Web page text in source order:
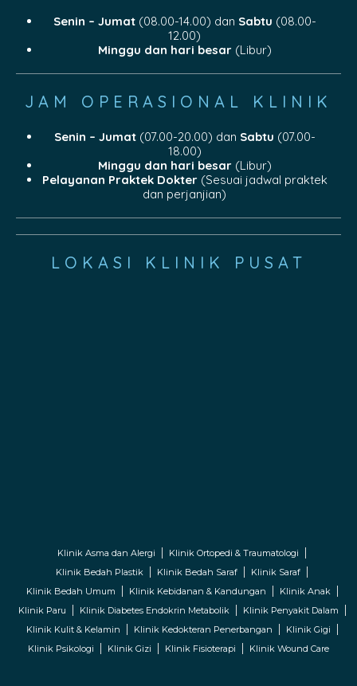
Senin – Jumat(08.00-14.00) dan Sabtu (08.00-
12.00)
Minggu dan hari besar(Libur)
JAM OPERASIONAL KLINIK
Senin – Jumat(07.00-20.00) dan Sabtu (07.00-
18.00)
Minggu dan hari besar(Libur)
Pelayanan Praktek Dokter(Sesuai jadwal praktek
dan perjanjian)
LOKASI KLINIK PUSAT
Klinik Asma dan Alergi
Klinik Ortopedi & Traumatologi
Klinik Bedah Plastik
Klinik Bedah Saraf
Klinik Saraf
Klinik Bedah Umum
Klinik Kebidanan & Kandungan
Klinik Anak
Klinik Paru
Klinik Diabetes Endokrin Metabolik
Klinik Penyakit Dalam
Klinik Kulit & Kelamin
Klinik Kedokteran Penerbangan
Klinik Gigi
Klinik Psikologi
Klinik Gizi Klinik Fisioterapi Klinik Wound Care